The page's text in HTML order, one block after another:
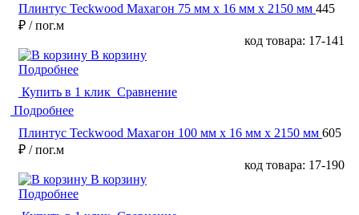
Плинтус Teckwood Махагон 75 мм х 16 мм х 2150 мм 445
₽ / пог.м
код товара: 17-141
В корзину
Подробнее
Купить в 1 клик Сравнение
Подробнее
Плинтус Teckwood Махагон 100 мм х 16 мм х 2150 мм 605
₽ / пог.м
код товара: 17-190
В корзину
Подробнее